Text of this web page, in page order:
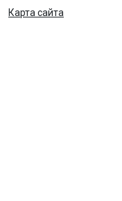
Карта сайта